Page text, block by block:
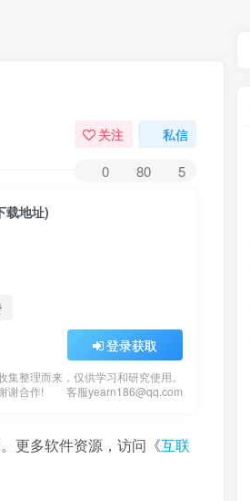
关注 私信
0 80 5
载地址)
登录获取
集整理而来，仅供学习和研究使用。
谢合作!
客服yearn186@qq.com
更多软件资源，访问《互联